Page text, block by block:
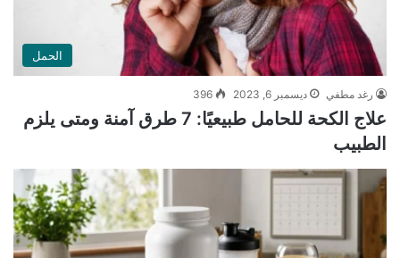
الحمل
رغد مطفي ديسمبر 6, 2023 396
علاج الكحة للحامل طبيعيًا: 7 طرق آمنة ومتى يلزم
الطبيب